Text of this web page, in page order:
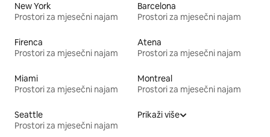
New York
Prostori za mjesečni najam
Barcelona
Prostori za mjesečni najam
Firenca
Prostori za mjesečni najam
Atena
Prostori za mjesečni najam
Miami
Prostori za mjesečni najam
Montreal
Prostori za mjesečni najam
Seattle
Prostori za mjesečni najam
Prikaži više